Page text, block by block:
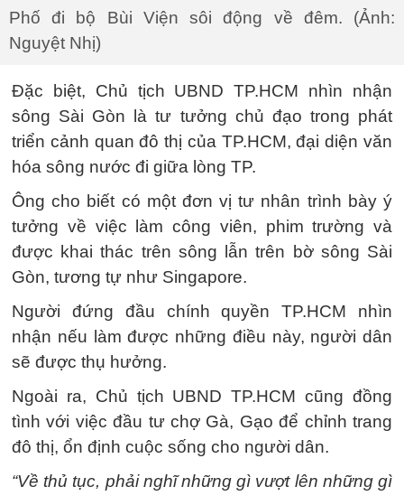
Phố đi bộ Bùi Viện sôi động về đêm. (Ảnh:
Nguyệt Nhị)
Đặc biệt, Chủ tịch UBND TP.HCM nhìn nhận
sông Sài Gòn là tư tưởng chủ đạo trong phát
triển cảnh quan đô thị của TP.HCM, đại diện văn
hóa sông nước đi giữa lòng TP.
Ông cho biết có một đơn vị tư nhân trình bày ý
tưởng về việc làm công viên, phim trường và
được khai thác trên sông lẫn trên bờ sông Sài
Gòn, tương tự như Singapore.
Người đứng đầu chính quyền TP.HCM nhìn
nhận nếu làm được những điều này, người dân
sẽ được thụ hưởng.
Ngoài ra, Chủ tịch UBND TP.HCM cũng đồng
tình với việc đầu tư chợ Gà, Gạo để chỉnh trang
đô thị, ổn định cuộc sống cho người dân.
“Về thủ tục, phải nghĩ những gì vượt lên những gì